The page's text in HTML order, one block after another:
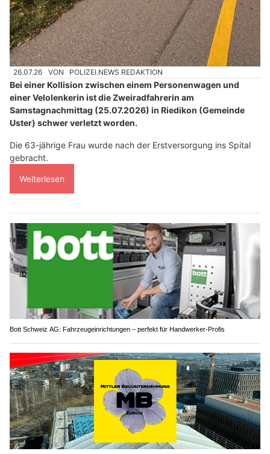
26.07.26 VON POLIZEI.NEWS REDAKTION
Bei einer Kollision zwischen einem Personenwagen und
einer Velolenkerin ist die Zweiradfahrerin am
Samstagnachmittag (25.07.2026) in Riedikon (Gemeinde
Uster) schwer verletzt worden.
Die 63-jährige Frau wurde nach der Erstversorgung ins Spital
gebracht.
Weiterlesen
Bott Schweiz AG: Fahrzeugeinrichtungen – perfekt für Handwerker-Profis